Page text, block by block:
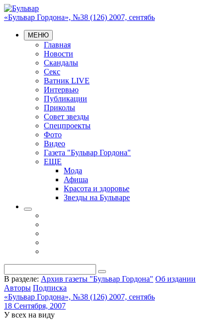
«Бульвар Гордона», №38 (126) 2007, сентябь
МЕНЮ
Главная
Новости
Скандалы
Секс
Ватник LIVE
Интервью
Публикации
Приколы
Совет звезды
Спецпроекты
Фото
Видео
Газета "Бульвар Гордона"
ЕЩЕ
Мода
Афиша
Красота и здоровье
Звезды на Бульваре
В разделе: Архив газеты "Бульвар Гордона" Об издании
Авторы Подписка
«Бульвар Гордона», №38 (126) 2007, сентябь
18 Сентября, 2007
У всех на виду